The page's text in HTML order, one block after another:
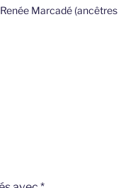
Marcadé (ancêtres